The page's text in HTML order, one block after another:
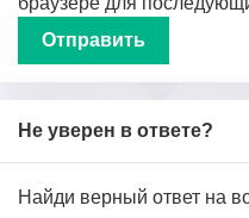
Не уверен в ответе?
Найди верный ответ на